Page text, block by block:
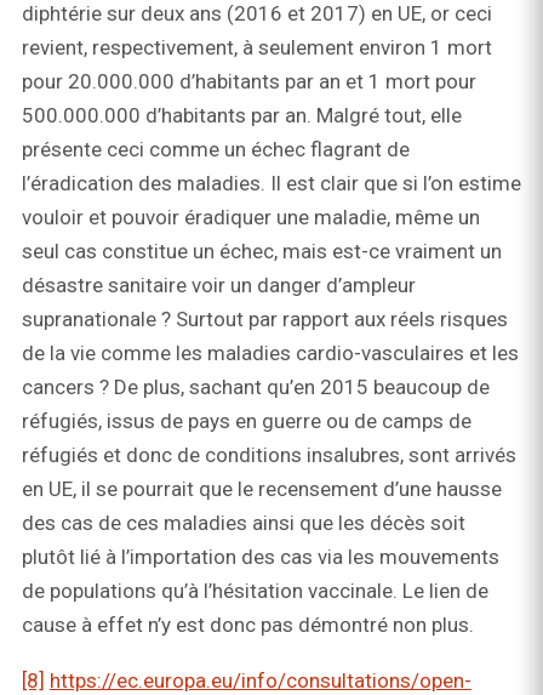
diphtérie sur deux ans (2016 et 2017) en UE, or ceci
revient, respectivement, à seulement environ 1 mort
pour 20.000.000 d’habitants par an et 1 mort pour
500.000.000 d’habitants par an. Malgré tout, elle
présente ceci comme un échec flagrant de
l’éradication des maladies. Il est clair que si l’on estime
vouloir et pouvoir éradiquer une maladie, même un
seul cas constitue un échec, mais est-ce vraiment un
désastre sanitaire voir un danger d’ampleur
supranationale ? Surtout par rapport aux réels risques
de la vie comme les maladies cardio-vasculaires et les
cancers ? De plus, sachant qu’en 2015 beaucoup de
réfugiés, issus de pays en guerre ou de camps de
réfugiés et donc de conditions insalubres, sont arrivés
en UE, il se pourrait que le recensement d’une hausse
des cas de ces maladies ainsi que les décès soit
plutôt lié à l’importation des cas via les mouvements
de populations qu’à l’hésitation vaccinale. Le lien de
cause à effet n’y est donc pas démontré non plus.
[8] https://ec.europa.eu/info/consultations/open-